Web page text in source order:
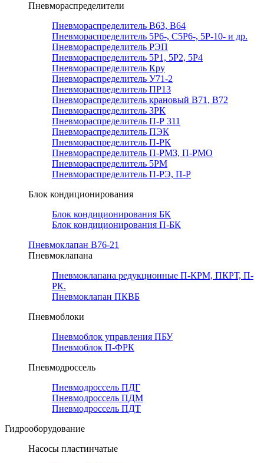
Пневмораспределители
Пневмораспределитель В63, В64
Пневмораспределитель 5Р6-, С5Р6-, 5Р-10- и др.
Пневмораспределитель РЭП
Пневмораспределитель 5Р1, 5Р2, 5Р4
Пневмораспределитель Кру
Пневмораспределитель У71-2
Пневмораспределитель ПР13
Пневмораспределитель крановый В71, В72
Пневмораспределитель 3РК
Пневмораспределитель П-Р 311
Пневмораспределитель ПЭК
Пневмораспределитель П-РК
Пневмораспределитель П-РМЗ, П-РМО
Пневмораспределитель 5РМ
Пневмораспределитель П-РЭ, П-Р
Блок кондиционирования
Блок кондиционирования БК
Блок кондиционирования П-БК
Пневмоклапан В76-21
Пневмоклапана
Пневмоклапана редукционные П-КРМ, ПКРТ, П-
РК.
Пневмоклапан ПКВБ
Пневмоблоки
Пневмоблок управления ПБУ
Пневмоблок П-ФРК
Пневмодроссель
Пневмодроссель ПДГ
Пневмодроссель ПДМ
Пневмодроссель ПДТ
Гидрооборудование
Насосы пластинчатые